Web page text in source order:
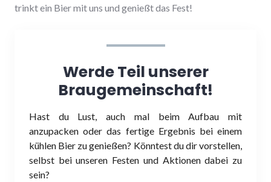
trinkt ein Bier mit uns und genießt das Fest!
Werde Teil unserer
Braugemeinschaft!
Hast du Lust, auch mal beim Aufbau mit
anzupacken oder das fertige Ergebnis bei einem
kühlen Bier zu genießen? Könntest du dir vorstellen,
selbst bei unseren Festen und Aktionen dabei zu
sein?